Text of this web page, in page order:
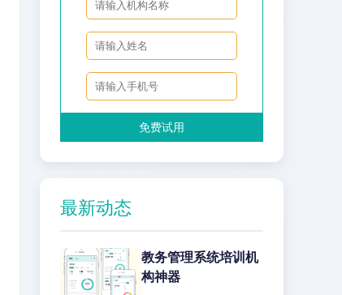
免费试用
最新动态
教务管理系统培训机
构神器